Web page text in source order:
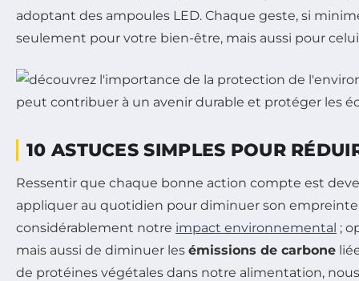
adoptant des ampoules LED. Chaque geste, si
seulement pour votre bien-être, mais aussi pour
10 ASTUCES SIMPLES POUR
Ressentir que chaque bonne action compte est
appliquer au quotidien pour diminuer son
considérablement notre impact environnemental ;
mais aussi de diminuer les émissions de carbone
de protéines végétales dans notre alimentation,